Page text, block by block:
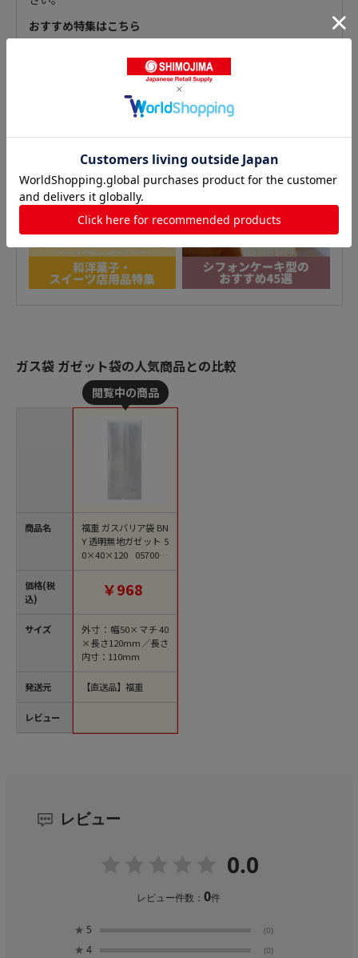
おすすめ特集はこちら
ガス袋 ガゼット袋の人気商品との比較
商品名
価格(税
込)
サイズ
発送元
レビュー
福重 ガスバリア袋 BN
Y 透明無地ガゼット 5
0×40×120 0570032
100枚/袋（ご注文単
￥968
外寸：幅50×マチ40
×長さ120mm／長さ
内寸：110mm
【直送品】福重
レビュー
0.0
レビュー件数：0件
★ 5 (0)
★ 4 (0)